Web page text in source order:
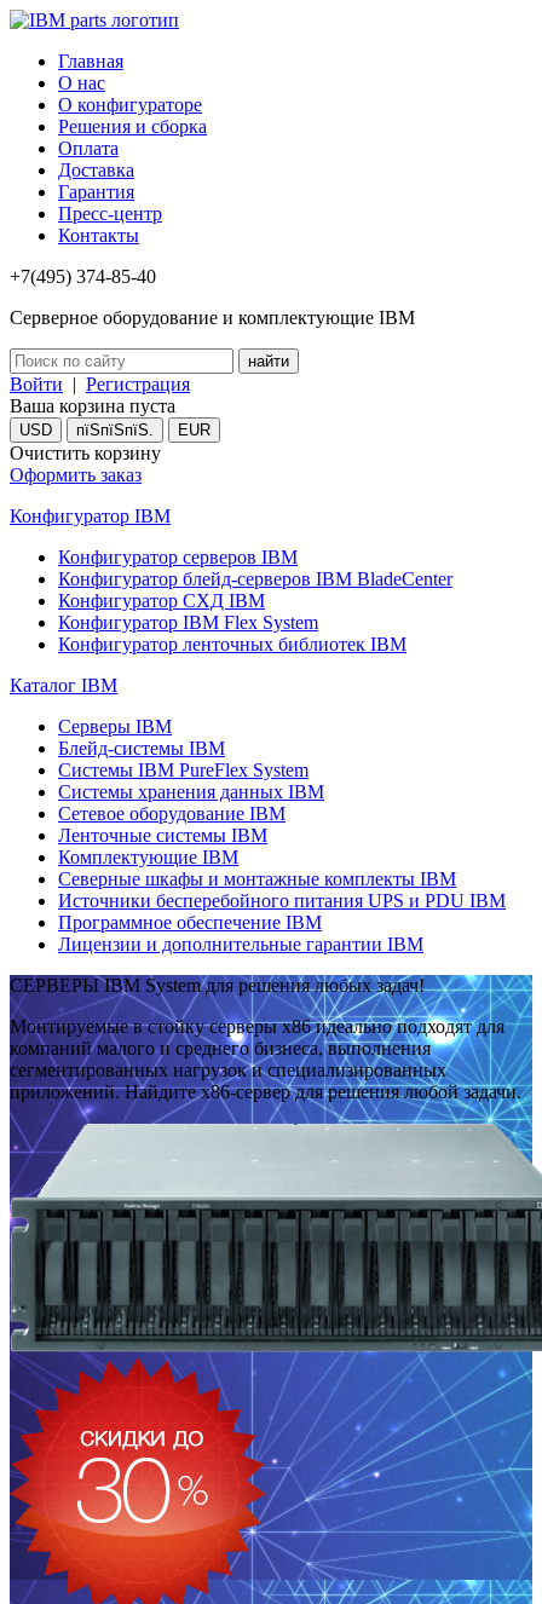
Главная
О нас
О конфигураторе
Решения и сборка
Оплата
Доставка
Гарантия
Пресс-центр
Контакты
+7(495) 374-85-40
Серверное оборудование и комплектующие IBM
Войти | Регистрация
Ваша корзина пуста
USD пїЅпїЅпїЅ. EUR
Очистить корзину
Оформить заказ
Конфигуратор IBM
Конфигуратор серверов IBM
Конфигуратор блейд-серверов IBM BladeCenter
Конфигуратор СХД IBM
Конфигуратор IBM Flex System
Конфигуратор ленточных библиотек IBM
Каталог IBM
Серверы IBM
Блейд-системы IBM
Системы IBM PureFlex System
Системы хранения данных IBM
Сетевое оборудование IBM
Ленточные системы IBM
Комплектующие IBM
Северные шкафы и монтажные комплекты IBM
Источники бесперебойного питания UPS и PDU IBM
Программное обеспечение IBM
Лицензии и дополнительные гарантии IBM
СЕРВЕРЫ IBM System для решения любых задач!
Монтируемые в стойку серверы x86 идеально подходят для
компаний малого и среднего бизнеса, выполнения
сегментированных нагрузок и специализированных
приложений. Найдите x86-сервер для решения любой задачи.